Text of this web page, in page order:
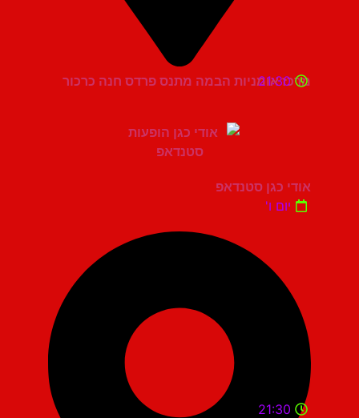
מרכז אומניות הבמה מתנס פרדס חנה כרכור
21:30
אודי כגן סטנדאפ
יום ו'
21:30